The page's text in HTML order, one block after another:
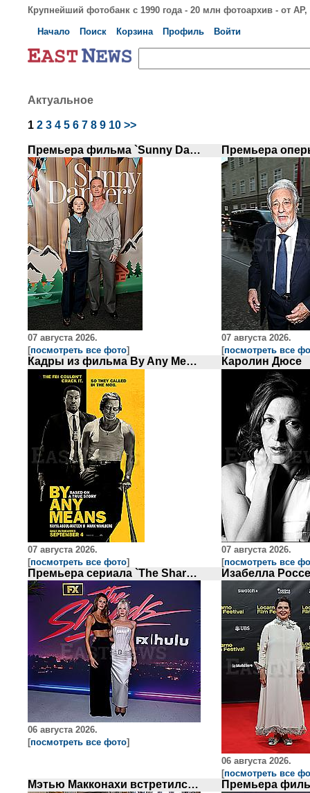
Крупнейший фотобанк с 1990 года - 20 млн фотоархив - от
Начало Поиск Корзина Профиль Войти
Актуальное
1 2 3 4 5 6 7 8 9 10 >>
Премьера фильма `Sunny Dancer` в Лондоне
07 августа 2026.
[посмотреть все фото]
07 августа 2026.
[посмотреть все
Кадры из фильма By Any Means
07 августа 2026.
[посмотреть все фото]
Каролин Дюсе
07 августа 2026.
[посмотреть все
Премьера сериала `The Shards`
06 августа 2026.
[посмотреть все фото]
06 августа 2026.
[посмотреть все
Мэтью Макконахи встретился с Папой Римским